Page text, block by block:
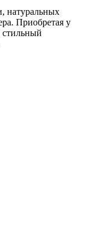
натуральных
Приобретая у
стильный